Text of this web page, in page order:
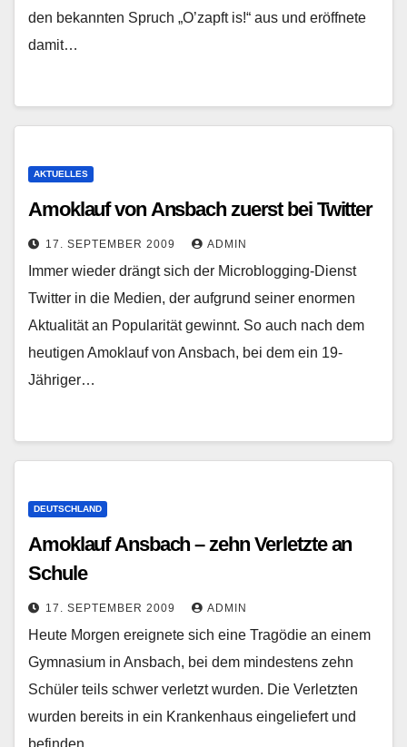
den bekannten Spruch „O’zapft is!“ aus und eröffnete
damit…
AKTUELLES
Amoklauf von Ansbach zuerst bei Twitter
17. SEPTEMBER 2009 ADMIN
Immer wieder drängt sich der Microblogging-Dienst
Twitter in die Medien, der aufgrund seiner enormen
Aktualität an Popularität gewinnt. So auch nach dem
heutigen Amoklauf von Ansbach, bei dem ein 19-
Jähriger…
DEUTSCHLAND
Amoklauf Ansbach – zehn Verletzte an
Schule
17. SEPTEMBER 2009 ADMIN
Heute Morgen ereignete sich eine Tragödie an einem
Gymnasium in Ansbach, bei dem mindestens zehn
Schüler teils schwer verletzt wurden. Die Verletzten
wurden bereits in ein Krankenhaus eingeliefert und
befinden…